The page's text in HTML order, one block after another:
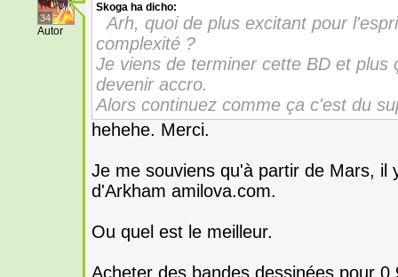
34
Autor
Skoga ha dicho:
Arh, quoi de plus excitant pour
complexité ?
Je viens de terminer cette BD et plus
devenir accro.
Alors continuez comme ça c'est du
hehehe. Merci.
Je me souviens qu'à partir de Mars, il
d'Arkham amilova.com.
Ou quel est le meilleur.
Acheter des bandes dessinées pour